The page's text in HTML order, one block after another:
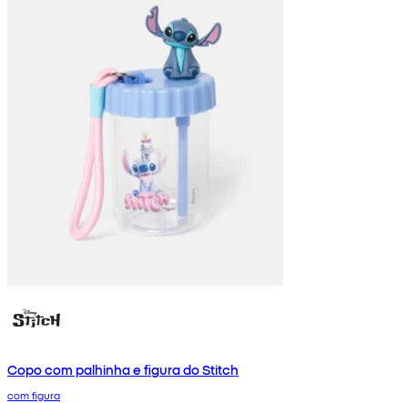
Copo com palhinha e figura do Stitch
com figura